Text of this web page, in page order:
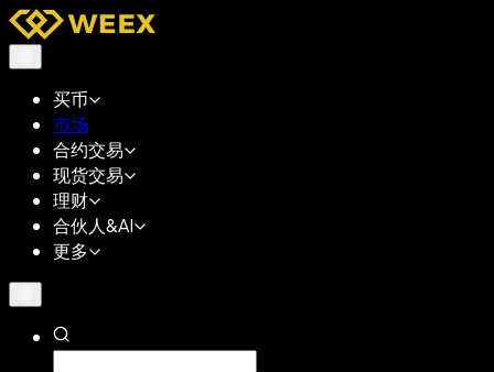
买币
市场
合约交易
现货交易
理财
合伙人&AI
更多